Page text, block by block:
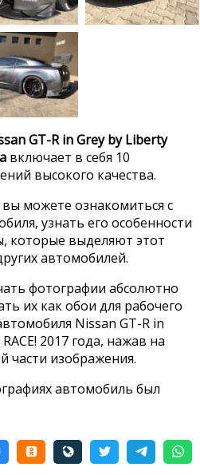
GT-R in Grey by Liberty
включает в себя 10
высокого качества.
можете ознакомиться с
узнать его особенности
которые выделяют этот
автомобилей.
фотографии абсолютно
их как обои для рабочего
Nissan GT-R in
2017 года, нажав на
части изображения.
автомобиль был